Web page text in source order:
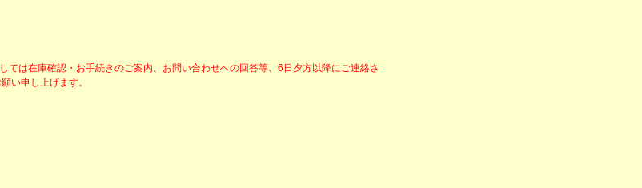
は在庫確認・お手続きのご案内、お問い合わせへの回答等、6日夕方以降にご連絡さ
願い申し上げます。